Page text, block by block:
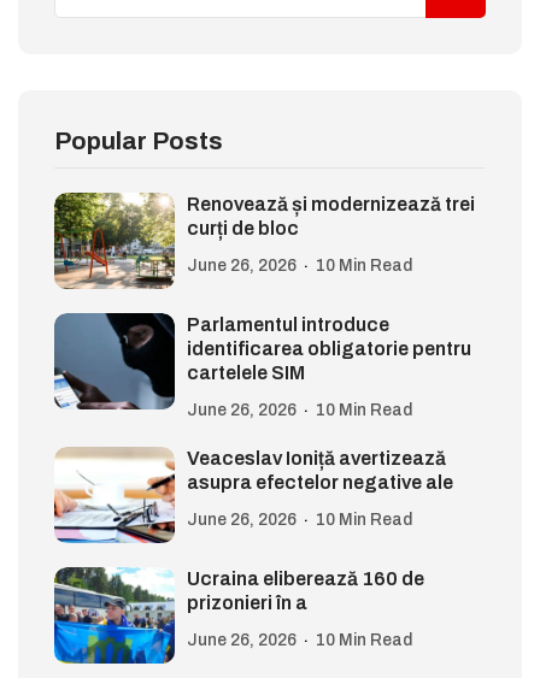
Popular Posts
Renovează și modernizează trei
curți de bloc
June 26, 2026 10 Min Read
Parlamentul introduce
identificarea obligatorie pentru
cartelele SIM
June 26, 2026 10 Min Read
Veaceslav Ioniță avertizează
asupra efectelor negative ale
June 26, 2026 10 Min Read
Ucraina eliberează 160 de
prizonieri în a
June 26, 2026 10 Min Read